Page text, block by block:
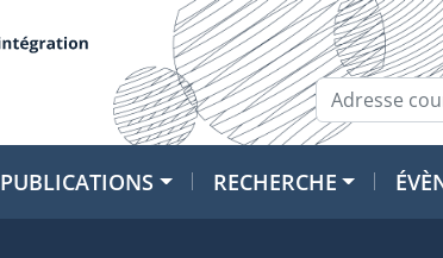
PUBLICATIONS RECHERCHE